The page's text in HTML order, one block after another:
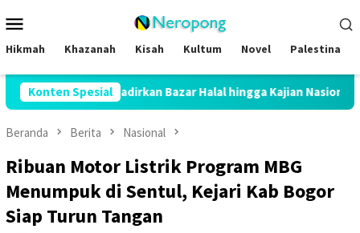
ke
kontenMobile
Hikmah Khazanah Kisah Kultum Novel Palestina
Konten Spesial
Hadirkan Bazar Halal hingga Kajian Nasional Hadapi
Beranda Berita Nasional
Ribuan Motor Listrik Program MBG
Menumpuk di Sentul, Kejari Kab Bogor
Siap Turun Tangan